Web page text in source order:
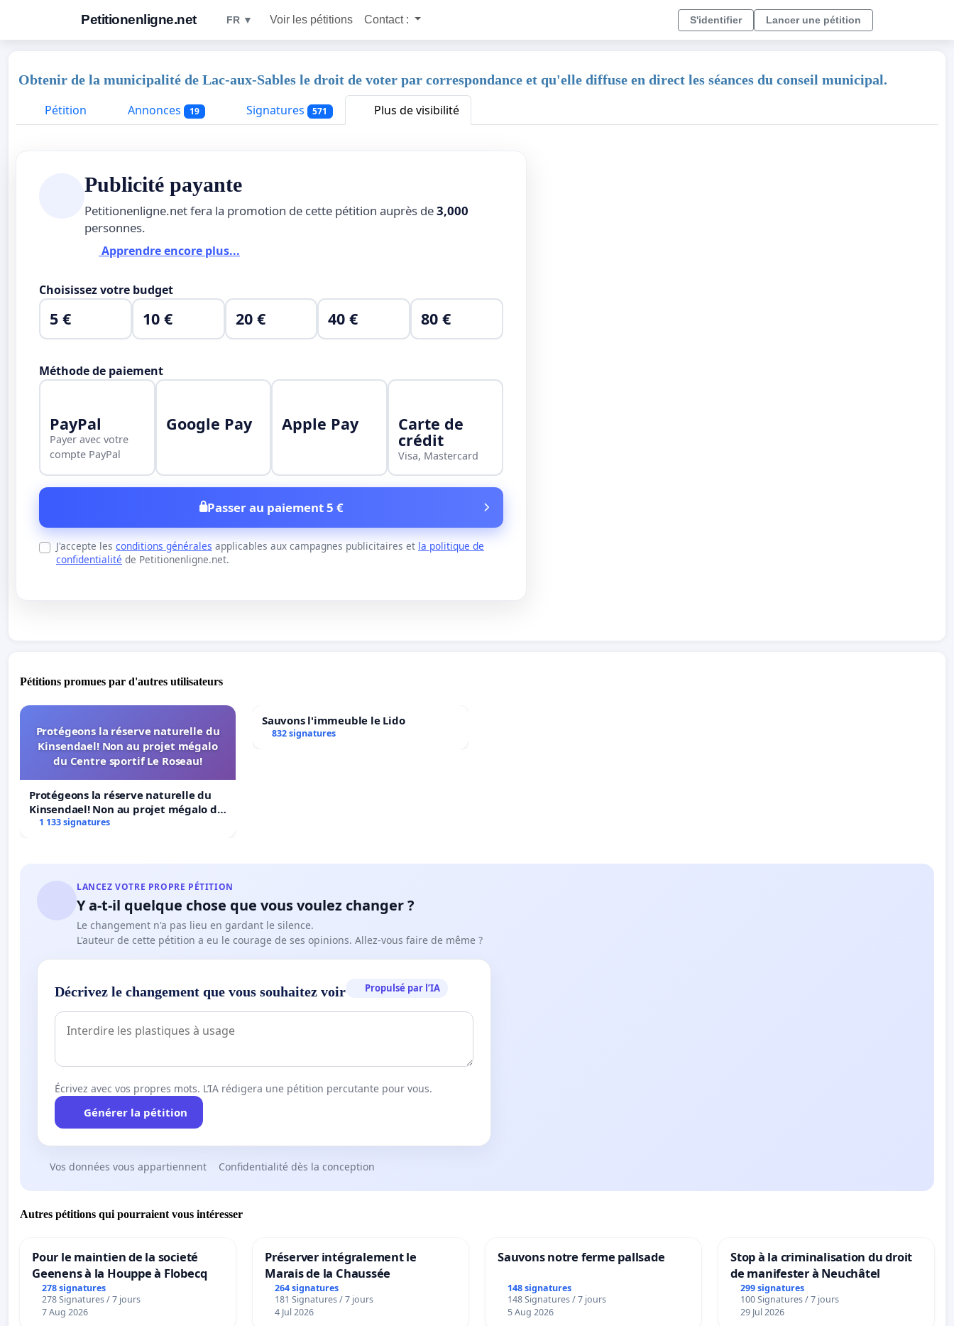
Petitionenligne.net FR ▼ Voir les pétitions Contact : S'identifier Lancer une pétition
Obtenir de la municipalité de Lac-aux-Sables le droit de voter par correspondance et qu'elle diffuse en direct les séances du conseil municipal.
Pétition
Annonces 19 Signatures 571 Plus de visibilité
Publicité payante
Petitionenligne.net fera la promotion de cette pétition auprès de3,000
personnes.
Apprendre encore plus...
Choisissez votre budget
5 € 10 € 20 € 40 € 80 €
Méthode de paiement
PayPal
Payer avec votre
compte PayPal
Google Pay Apple Pay Carte de
crédit
Visa, Mastercard
Passer au paiement 5 €
J'accepte les conditions générales applicables aux campagnes publicitaires et la politique de
confidentialité de Petitionenligne.net.
Pétitions promues par d'autres utilisateurs
Protégeons la réserve naturelle du
Kinsendael! Non au projet mégalo
du Centre sportif Le Roseau!
Protégeons la réserve naturelle du
Kinsendael! Non au projet mégalo du
Centre sportif Le Roseau!
1 133 signatures
Sauvons l'immeuble le Lido
832 signatures
LANCEZ VOTRE PROPRE PÉTITION
Y a-t-il quelque chose que vous voulez changer ?
Le changement n'a pas lieu en gardant le silence.
L'auteur de cette pétition a eu le courage de ses opinions. Allez-vous faire de même ?
Décrivez le changement que vous souhaitez voir Propulsé par l’IA
Écrivez avec vos propres mots. L’IA rédigera une pétition percutante pour vous.
Générer la pétition
Vos données vous appartiennent Confidentialité dès la conception
Autres pétitions qui pourraient vous intéresser
Pour le maintien de la societé
Geenens à la Houppe à Flobecq
278 signatures
278 Signatures / 7 jours
7 Aug 2026
Préserver intégralement le
Marais de la Chaussée
264 signatures
181 Signatures / 7 jours
4 Jul 2026
Sauvons notre ferme pallsade
148 signatures
148 Signatures / 7 jours
5 Aug 2026
Stop à la criminalisation du droit
de manifester à Neuchâtel
299 signatures
100 Signatures / 7 jours
29 Jul 2026